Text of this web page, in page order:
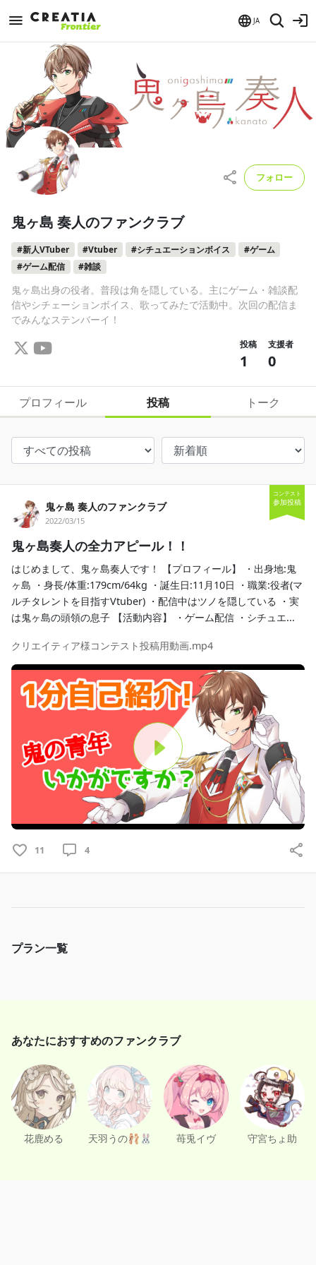
JA
鬼ヶ島 奏人のファンクラブ
#新人VTuber #Vtuber #シチュエーションボイス
#ゲーム
#ゲーム配信
#雑談
鬼ヶ島出身の役者。普段は角を隠している。主にゲーム・雑談配
信やシチェーションボイス、歌ってみたで活動中。次回の配信ま
でみんなステンバーイ！
投稿
1
支援者
0
フォロー
プロフィール 投稿 トーク
鬼ヶ島 奏人のファンクラブ
2022/03/15
コンテスト
参加投稿
鬼ヶ島奏人の全力アピール！！
はじめまして、鬼ヶ島奏人です！ 【プロフィール】 ・出身地:鬼
ヶ島 ・身長/体重:179cm/64kg ・誕生日:11月10日 ・職業:役者(マ
ルチタレントを目指すVtuber) ・配信中はツノを隠している ・実
は鬼ヶ島の頭領の息子 【活動内容】 ・ゲーム配信 ・シチュエ...
クリエイティア様コンテスト投稿用動画.mp4
P
l
a
11 4
プラン一覧
あなたにおすすめのファンクラブ
花鹿める 天羽うの🩰🐰 苺兎イヴ 守宮ちょ助